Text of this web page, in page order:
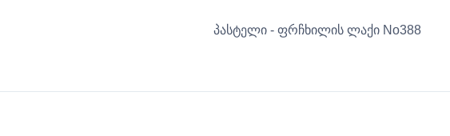
პასტელი - ფრჩხილის ლაქი No388